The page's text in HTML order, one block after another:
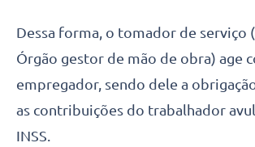
Dessa forma, o tomador de serviço
Órgão gestor de mão de obra) age
empregador, sendo dele a
as contribuições do trabalhador
INSS.